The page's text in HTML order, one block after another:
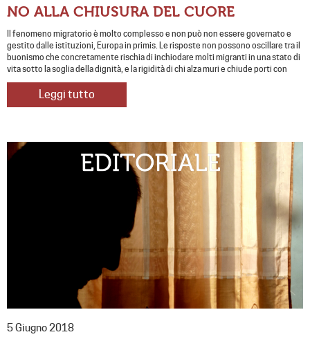
NO ALLA CHIUSURA DEL CUORE
Il fenomeno migratorio è molto complesso e non può non essere governato e
gestito dalle istituzioni, Europa in primis. Le risposte non possono oscillare tra il
buonismo che concretamente rischia di inchiodare molti migranti in una stato di
vita sotto la soglia della dignità, e la rigidità di chi alza muri e chiude porti con
Leggi tutto
5 Giugno 2018